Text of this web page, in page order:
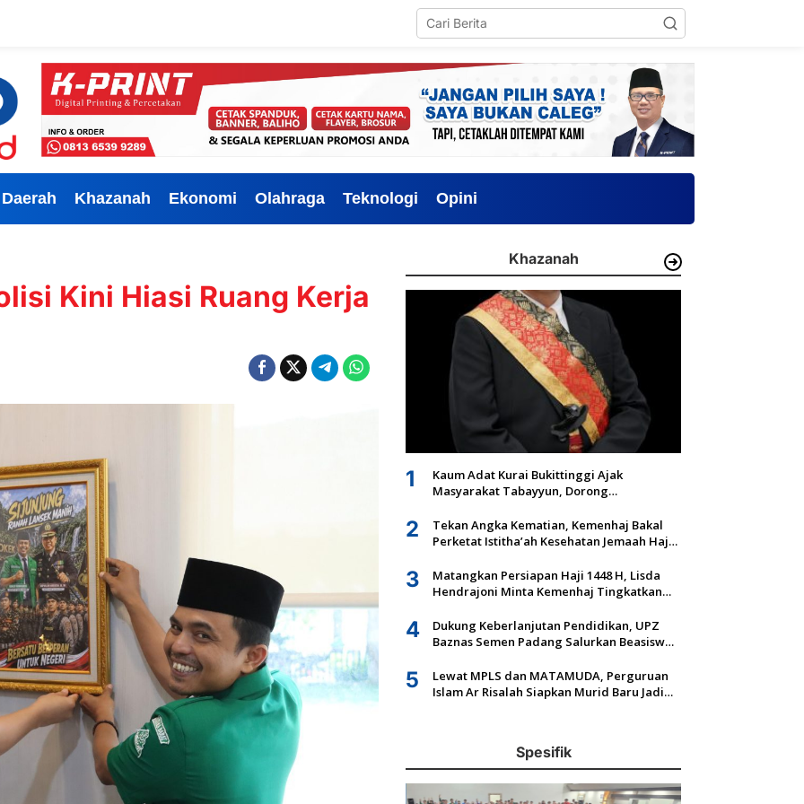
Daerah Khazanah Ekonomi Olahraga Teknologi Opini
Kini Hiasi Ruang Kerja
Khazanah
1
Kaum Adat Kurai Bukittinggi Ajak
Masyarakat Tabayyun, Dorong
Ulayat
2
Tekan Angka Kematian, Kemenhaj Bakal
Perketat Istitha’ah Kesehatan Jemaah Haji
3
Matangkan Persiapan Haji 1448 H, Lisda
Hendrajoni Minta Kemenhaj Tingkatkan
4
Dukung Keberlanjutan Pendidikan, UPZ
Baznas Semen Padang Salurkan Beasiswa
5
Lewat MPLS dan MATAMUDA, Perguruan
Islam Ar Risalah Siapkan Murid Baru Jadi
Spesifik